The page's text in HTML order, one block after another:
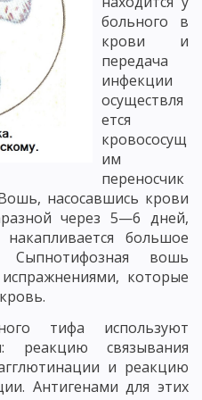
больного в
крови и
передача
инфекции
осуществля
ется
кровососущ
им
переносчик
насосавшись крови
через 5—6 дней,
большое
Сыпнотифозная вошь
которые
тифа используют
реакцию связывания
и реакцию
Антигенами для этих